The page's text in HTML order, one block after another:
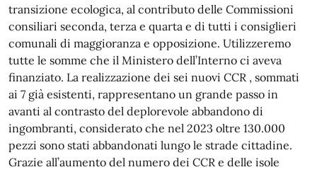
transizione ecologica, al contributo delle Commissioni
consiliari seconda, terza e quarta e di tutti i consiglieri
comunali di maggioranza e opposizione. Utilizzeremo
tutte le somme che il Ministero dell’Interno ci aveva
finanziato. La realizzazione dei sei nuovi CCR , sommati
ai 7 già esistenti, rappresentano un grande passo in
avanti al contrasto del deplorevole abbandono di
ingombranti, considerato che nel 2023 oltre 130.000
pezzi sono stati abbandonati lungo le strade cittadine.
Grazie all’aumento del numero dei CCR e delle isole